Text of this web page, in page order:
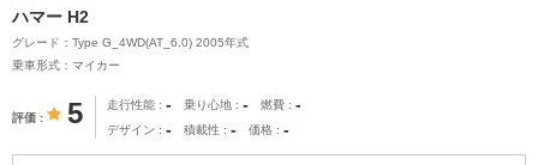
ハマー H2
グレード：Type G_4WD(AT_6.0) 2005年式
乗車形式：マイカー
評価 5 走行性能 - 乗り心地 - 燃費 -
デザイン - 積載性 - 価格 -